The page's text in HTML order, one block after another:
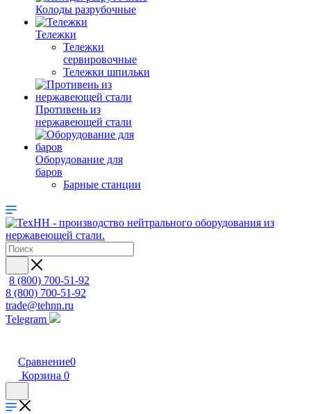
Колоды разрубочные
Тележки
Тележки
сервировочные
Тележки шпильки
Противень из
нержавеющей стали
Оборудование для
баров
Барные станции
8 (800) 700-51-92
8 (800) 700-51-92
trade@tehnn.ru
Telegram
Сравнение0
Корзина 0